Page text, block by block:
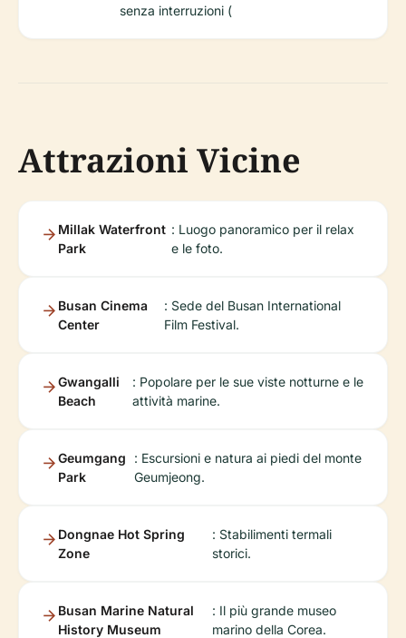
senza interruzioni (
Attrazioni Vicine
Millak Waterfront
Park
: Luogo panoramico per il relax
e le foto.
Busan Cinema
Center
: Sede del Busan International
Film Festival.
Gwangalli
Beach
: Popolare per le sue viste notturne e le
attività marine.
Geumgang
Park
: Escursioni e natura ai piedi del monte
Geumjeong.
Dongnae Hot Spring
Zone
: Stabilimenti termali
storici.
Busan Marine Natural
History Museum
: Il più grande museo
marino della Corea.